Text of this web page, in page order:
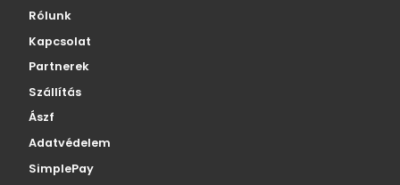
Rólunk
Kapcsolat
Partnerek
Szállítás
Ászf
Adatvédelem
SimplePay